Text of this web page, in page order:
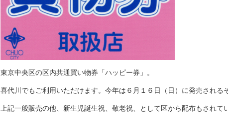
東京中央区の区内共通買い物券「ハッピー券」。
喜代川でもご利用いただけます。今年は６月１６日（日）に発売される
上記一般販売の他、新生児誕生祝、敬老祝、として区から配布もされて